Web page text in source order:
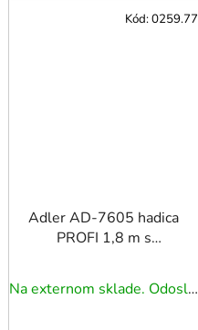
Adler AD-7605 hadica
PROFI 1,8 m s
1/8″
Na externom sklade. Odoslanie 3 - 5 prac. dní.
Kód:0259.77